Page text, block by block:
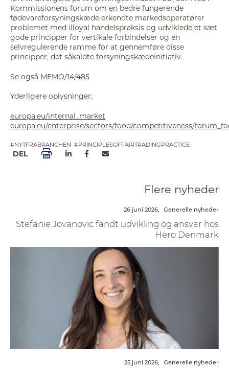
Kommissionens forum om en bedre fungerende
fødevareforsyningskæde erkendte markedsoperatører
problemet med illoyal handelspraksis og udviklede et sæt
gode principper for vertikale forbindelser og en
selvregulerende ramme for at gennemføre disse
principper, det såkaldte forsyningskædeinitiativ.
Se også MEMO/14/485
Yderligere oplysninger:
europa.eu/internal_market
europa.eu/enterprise/sectors/food/competitiveness/
#NYTFRABRANCHEN #PRINCIPLESOFFAIRTRADINGPRACTICE
DEL
Flere nyheder
26 juni 2026, Generelle nyheder
Stefanie Jovanovic fandt udvikling og ansvar hos
Hero Denmark
25 juni 2026, Generelle nyheder